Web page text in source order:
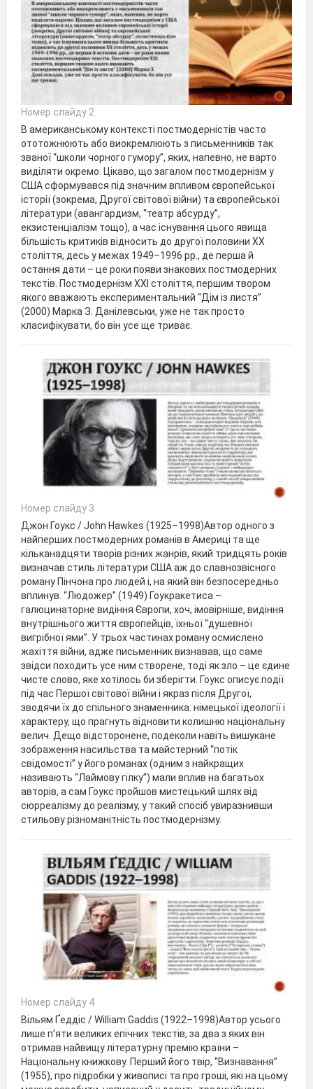
Номер слайду 2
В американському контексті постмодерністів часто
ототожнюють або виокремлюють з письменників так
званої “школи чорного гумору”, яких, напевно, не варто
виділяти окремо. Цікаво, що загалом постмодернізм у
США сформувався під значним впливом європейської
історії (зокрема, Другої світової війни) та європейської
літератури (авангардизм, “театр абсурду”,
екзистенціалізм тощо), а час існування цього явища
більшість критиків відносить до другої половини ХХ
століття, десь у межах 1949–1996 рр., де перша й
остання дати – це роки появи знакових постмодерних
текстів. Постмодернізм ХХІ століття, першим твором
якого вважають експериментальний “Дім із листя”
(2000) Марка З. Данілевськи, уже не так просто
класифікувати, бо він усе ще триває.
Номер слайду 3
Джон Гоукс / John Hawkes (1925–1998)Автор одного з
найперших постмодерних романів в Америці та ще
кільканадцяти творів різних жанрів, який тридцять років
визначав стиль літератури США аж до славнозвісного
роману Пінчона про людей і, на який він безпосередньо
вплинув. “Людожер” (1949) Гоукракетиса –
галюцинаторне видіння Європи, хоч, імовірніше, видіння
внутрішнього життя європейців, їхньої “душевної
вигрібної ями”. У трьох частинах роману осмислено
жахіття війни, адже письменник визнавав, що саме
звідси походить усе ним створене, тоді як зло – це єдине
чисте слово, яке хотілось би зберігти. Гоукс описує події
під час Першої світової війни і якраз після Другої,
зводячи їх до спільного знаменника: німецької ідеології і
характеру, що прагнуть відновити колишню національну
велич. Дещо відсторонене, подеколи навіть вишукане
зображення насильства та майстерний “потік
свідомості” у його романах (одним з найкращих
називають “Лаймову гілку”) мали вплив на багатьох
авторів, а сам Гоукс пройшов мистецький шлях від
сюрреалізму до реалізму, у такий спосіб увиразнивши
стильову різноманітність постмодернізму.
Номер слайду 4
Вільям Ґеддіс / William Gaddis (1922–1998)Автор усього
лише п’яти великих епічних текстів, за два з яких він
отримав найвищу літературну премію країни –
Національну книжкову. Перший його твір, “Визнавання”
(1955), про підробки у живописі та про гроші, які на цьому